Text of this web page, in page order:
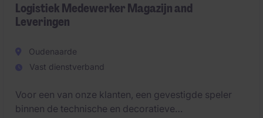
Logistiek Medewerker Magazijn and
Leveringen
Oudenaarde
Vast dienstverband
Voor een van onze klanten, een gevestigde speler
binnen de technische en decoratieve